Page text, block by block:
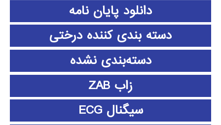
دانلود پايان نامه
دسته بندی کننده درختی
دسته‌بندی نشده
زاب ZAB
سیگنال ECG